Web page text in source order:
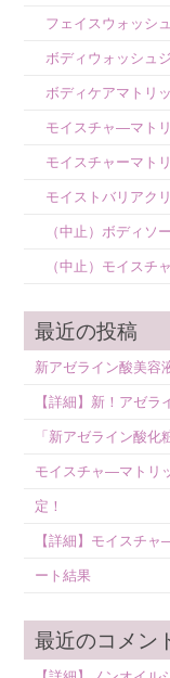
フェイスウォッシ
ボディウォッシュ
ボディケアマトリ
モイスチャ―マト
モイスチャーマト
モイストバリアク
（中止）ボディソ
（中止）モイスチ
最近の投稿
新アゼライン酸美容
【詳細】新！アゼ
「新アゼライン酸
モイスチャ―マトリ
定！
【詳細】モイスチ
ート結果
最近のコメン